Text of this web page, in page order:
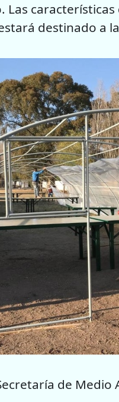
Las
destinado a
de Medio